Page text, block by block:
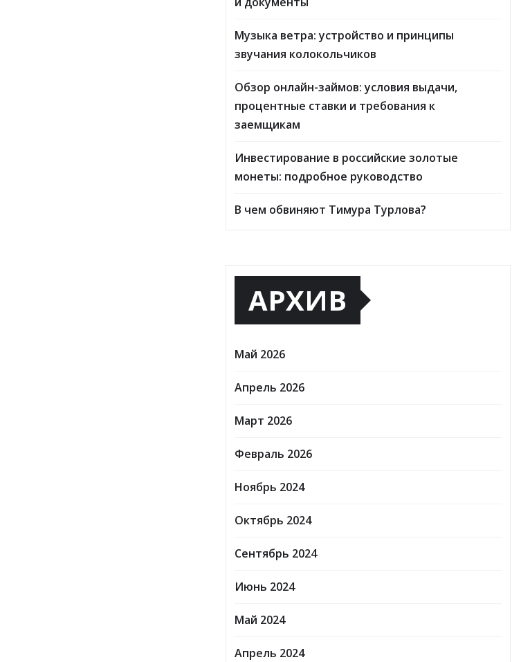
Музыка ветра: устройство и принципы
звучания колокольчиков
Обзор онлайн-займов: условия выдачи,
процентные ставки и требования к
заемщикам
Инвестирование в российские золотые
монеты: подробное руководство
В чем обвиняют Тимура Турлова?
АРХИВ
Май 2026
Апрель 2026
Март 2026
Февраль 2026
Ноябрь 2024
Октябрь 2024
Сентябрь 2024
Июнь 2024
Май 2024
Апрель 2024